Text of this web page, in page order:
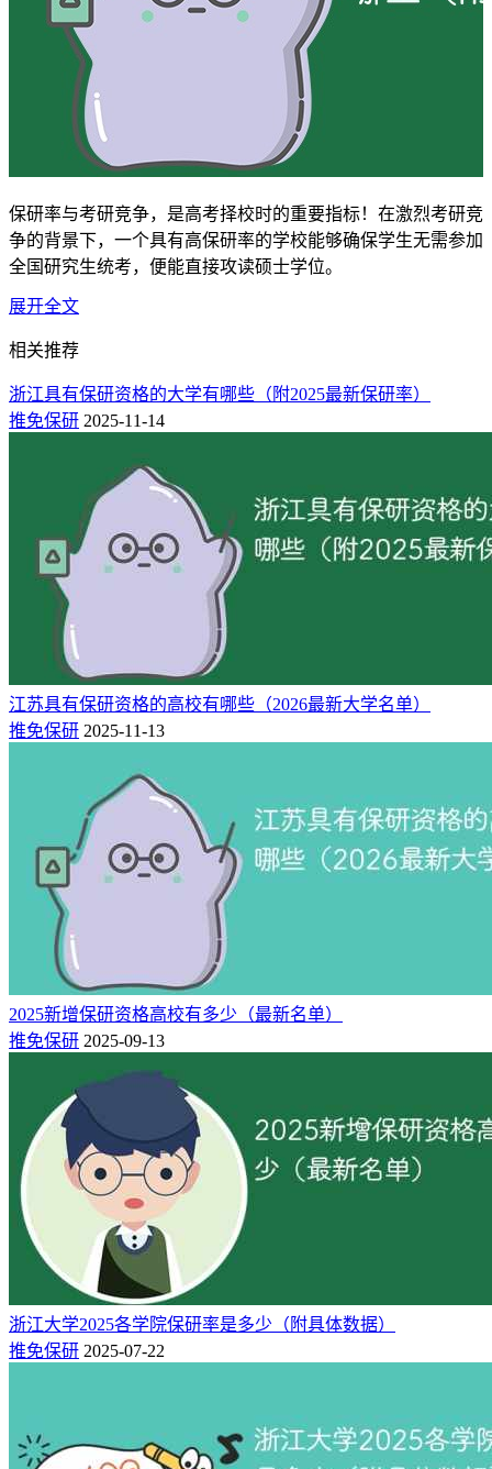
保研率与考研竞争，是高考择校时的重要指标！在激烈考研竞
争的背景下，一个具有高保研率的学校能够确保学生无需参加
全国研究生统考，便能直接攻读硕士学位。
2025年，浙江一次新增4所高校推免资格，浙江农林大学、浙
江财经大学、西湖大学、宁波诺丁汉大学4所高校，这样全省
具有保研资格的院校达到15所。那么这些大学近些年的保研率
如何？以下为浙江省部分高校2025-2024年保研率的大致情
况，快了看看吧！
浙江具有保研资格的大学名单（附2025保研率）
浙江省具有保研资格的15所院校及保研率
序号
学校名称 2025届保研率 2024届保研率
浙江大学 36.79%
温州医科大学 12.30%
浙江工业大学 11.12%
中国美术学院 9.60%
5
宁波大学 8.60%
7.00%
6
浙江师范大学
杭州电子科技大学
杭州师范大学 3.67%
4.53%
浙江中医药大学
5%
浙江理工大学
浙江农林大学 25年新增
浙江财经大学 25年新增
西湖大学 25年新增
15
宁波诺丁汉大学 25年新增 /
浙江省具有保研资格的大学一共有15所，毫无疑问保研率最高
的是浙江大学，每年6000多名本科生中能够保研继续攻读硕博
学位研究生的大概占据越2.5千人，这个比例是浙江最高的。
下面带大家盘点一下浙江地区高校保研名额数量。
1、浙江大学
浙江大学作为省内唯一一所985高校，保研率也是最高的，除
了2024年保研率超过了40%；其余年份基本是30%多，25年保
研率36.79%，部分专业如临床医学（5+3）、口腔医学
（5+3）等保研率超90%，计算机科学与技术、物理学等优势
学科保研率也较高。
205人。
展开全文
相关推荐
浙江具有保研资格的大学有哪些（附2025最新保研率）
推免保研 2025-11-14
江苏具有保研资格的高校有哪些（2026最新大学名单）
推免保研 2025-11-13
2025新增保研资格高校有多少（最新名单）
推免保研 2025-09-13
浙江大学2025各学院保研率是多少（附具体数据）
推免保研 2025-07-22